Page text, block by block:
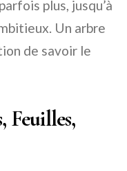
plus, jusqu’à
Un arbre
de savoir le
Feuilles,